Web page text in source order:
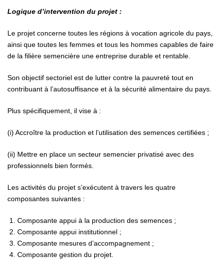
Logique d’intervention du projet :
Le projet concerne toutes les régions à vocation agricole du pays,
ainsi que toutes les femmes et tous les hommes capables de faire
de la filière semencière une entreprise durable et rentable.
Son objectif sectoriel est de lutter contre la pauvreté tout en
contribuant à l’autosuffisance et à la sécurité alimentaire du pays.
Plus spécifiquement, il vise à :
(i) Accroître la production et l’utilisation des semences certifiées ;
(ii) Mettre en place un secteur semencier privatisé avec des
professionnels bien formés.
Les activités du projet s’exécutent à travers les quatre
composantes suivantes :
Composante appui à la production des semences ;
Composante appui institutionnel ;
Composante mesures d’accompagnement ;
Composante gestion du projet.